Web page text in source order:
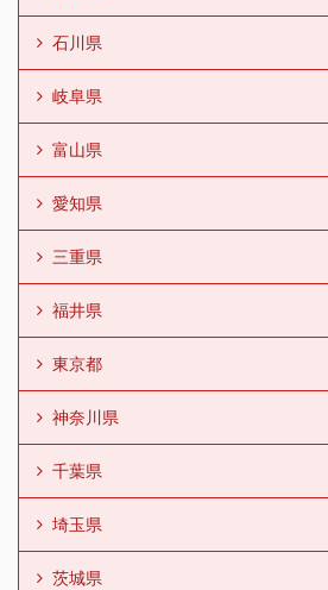
石川県
岐阜県
富山県
愛知県
三重県
福井県
東京都
神奈川県
千葉県
埼玉県
茨城県